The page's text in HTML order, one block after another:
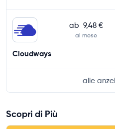
ab 9,48 €
al mese
Cloudways
alle
Scopri di Più